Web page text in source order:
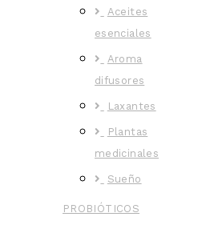
Aceites
esenciales
Aroma
difusores
Laxantes
Plantas
medicinales
Sueño
PROBIÓTICOS